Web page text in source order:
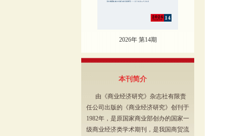
2026年 第14期
本刊简介
由《商业经济研究》杂志社有限责
任公司出版的《商业经济研究》创刊于
1982年，是原国家商业部创办的国家一
级商业经济类学术期刊，是我国商贸流